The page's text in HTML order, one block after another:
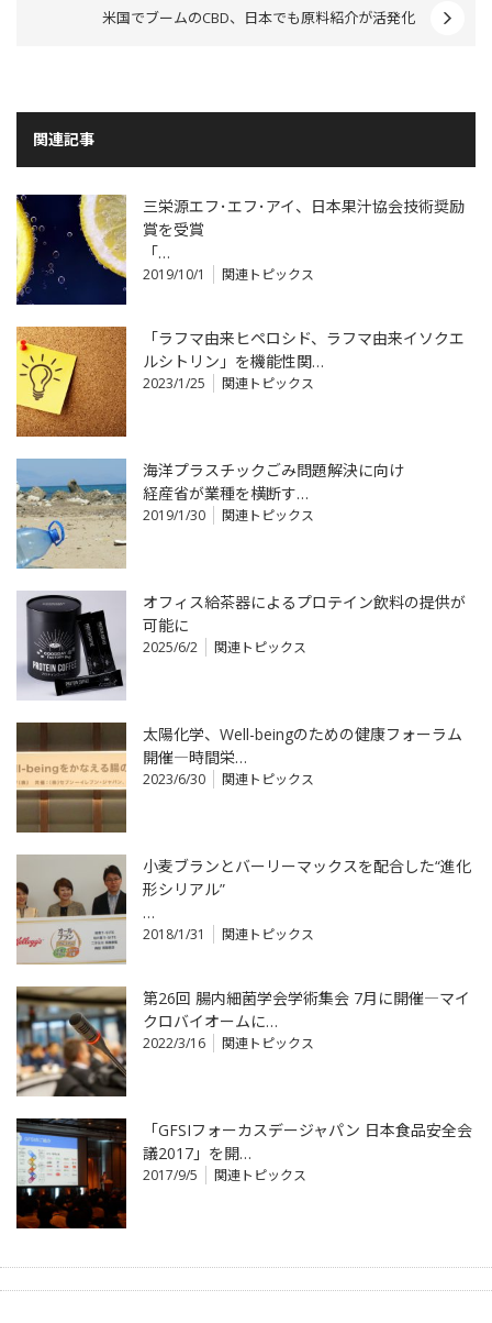
米国でブームのCBD、日本でも原料紹介が活発化
関連記事
三栄源エフ･エフ･アイ、日本果汁協会技術奨励
賞を受賞
「…
2019/10/1 関連トピックス
「ラフマ由来ヒペロシド、ラフマ由来イソクエ
ルシトリン」を機能性関…
2023/1/25 関連トピックス
海洋プラスチックごみ問題解決に向け
経産省が業種を横断す…
2019/1/30 関連トピックス
オフィス給茶器によるプロテイン飲料の提供が
可能に
2025/6/2 関連トピックス
太陽化学、Well-beingのための健康フォーラム
開催―時間栄…
2023/6/30 関連トピックス
小麦ブランとバーリーマックスを配合した“進化
形シリアル”
…
2018/1/31 関連トピックス
第26回 腸内細菌学会学術集会 7月に開催―マイ
クロバイオームに…
2022/3/16 関連トピックス
「GFSIフォーカスデージャパン 日本食品安全会
議2017」を開…
2017/9/5 関連トピックス